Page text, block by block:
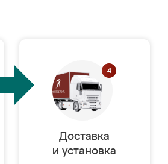
Доставка
и установка